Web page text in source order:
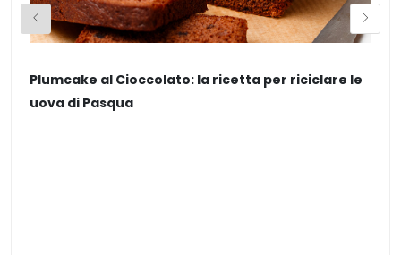
Plumcake al Cioccolato: la ricetta per riciclare le
uova di Pasqua